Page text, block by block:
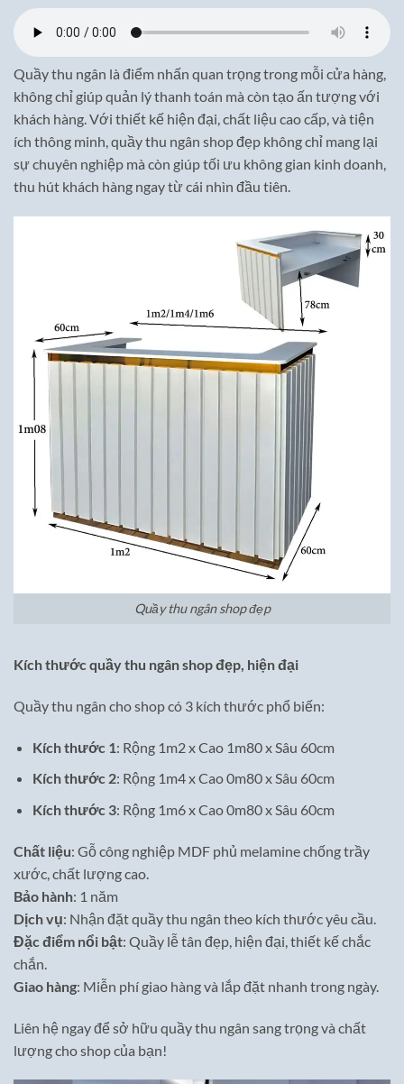
Quầy thu ngân là điểm nhấn quan trọng trong mỗi cửa hàng,
không chỉ giúp quản lý thanh toán mà còn tạo ấn tượng với
khách hàng. Với thiết kế hiện đại, chất liệu cao cấp, và tiện
ích thông minh, quầy thu ngân shop đẹp không chỉ mang lại
sự chuyên nghiệp mà còn giúp tối ưu không gian kinh doanh,
thu hút khách hàng ngay từ cái nhìn đầu tiên.
Quầy thu ngân shop đẹp
Kích thước quầy thu ngân shop đẹp, hiện đại
Quầy thu ngân cho shop có 3 kích thước phổ biến:
Kích thước 1: Rộng 1m2 x Cao 1m80 x Sâu 60cm
Kích thước 2: Rộng 1m4 x Cao 0m80 x Sâu 60cm
Kích thước 3: Rộng 1m6 x Cao 0m80 x Sâu 60cm
Chất liệu: Gỗ công nghiệp MDF phủ melamine chống trầy
xước, chất lượng cao.
Bảo hành: 1 năm
Dịch vụ: Nhận đặt quầy thu ngân theo kích thước yêu cầu.
Đặc điểm nổi bật: Quầy lễ tân đẹp, hiện đại, thiết kế chắc
chắn.
Giao hàng: Miễn phí giao hàng và lắp đặt nhanh trong ngày.
Liên hệ ngay để sở hữu quầy thu ngân sang trọng và chất
lượng cho shop của bạn!